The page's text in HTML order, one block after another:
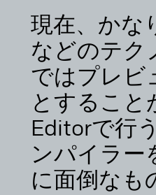
現在、かな
などのテク
ではプレビ
とすること
Editorで行
ンパイラー
に面倒なも